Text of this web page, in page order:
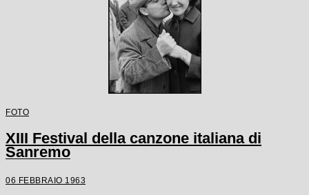
FOTO
XIII Festival della canzone italiana di
Sanremo
06 FEBBRAIO 1963